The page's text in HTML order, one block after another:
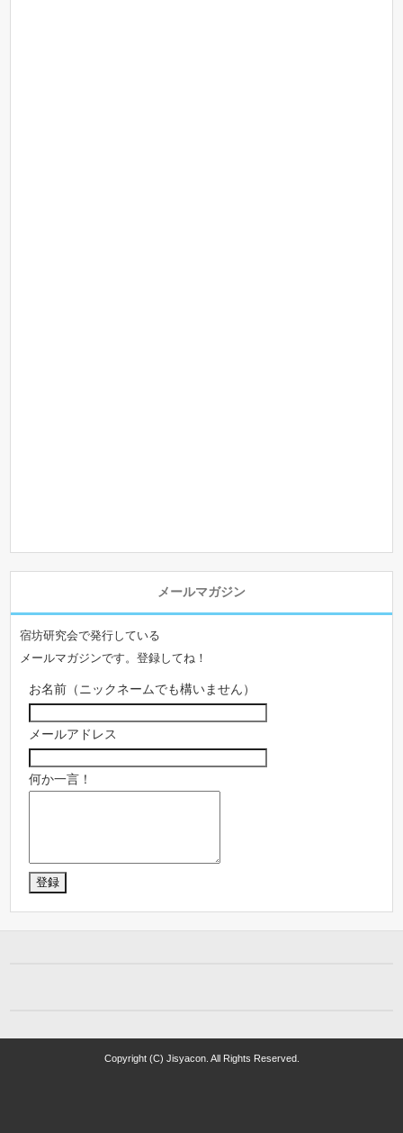
メールマガジン
宿坊研究会で発行している
メールマガジンです。登録してね！
お名前（ニックネームでも構いません）
メールアドレス
何か一言！
Copyright (C) Jisyacon. All Rights Reserved.